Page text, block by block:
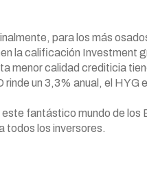
para los más
la calificación Investment
menor calidad crediticia
un 3,3% anual, el HYG
fantástico mundo de los
todos los inversores.